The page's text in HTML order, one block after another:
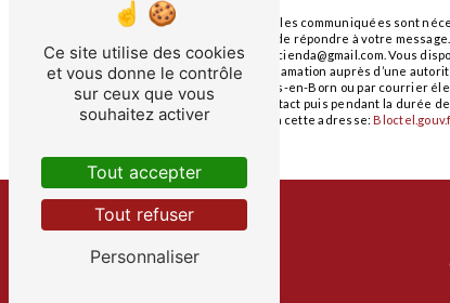
** Les données personnelles communiquées sont
traitants dans le seul but de répondre à votre
en-Born lesecuriesdelhacienda@gmail.com. Vous
droit d’introduire une réclamation auprès d’une
Montauban, 40160 Parentis-en-Born ou par courrier
la période de prise de contact puis pendant la durée
téléphonique, disponible à cette adresse:
Ce site utilise des cookies
et vous donne le contrôle
sur ceux que vous
souhaitez activer
Tout accepter
Tout refuser
Personnaliser